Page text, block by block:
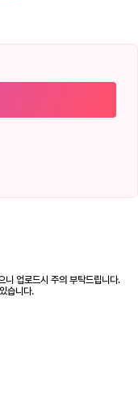
니 업로드시 주의 부탁드립니다.
습니다.